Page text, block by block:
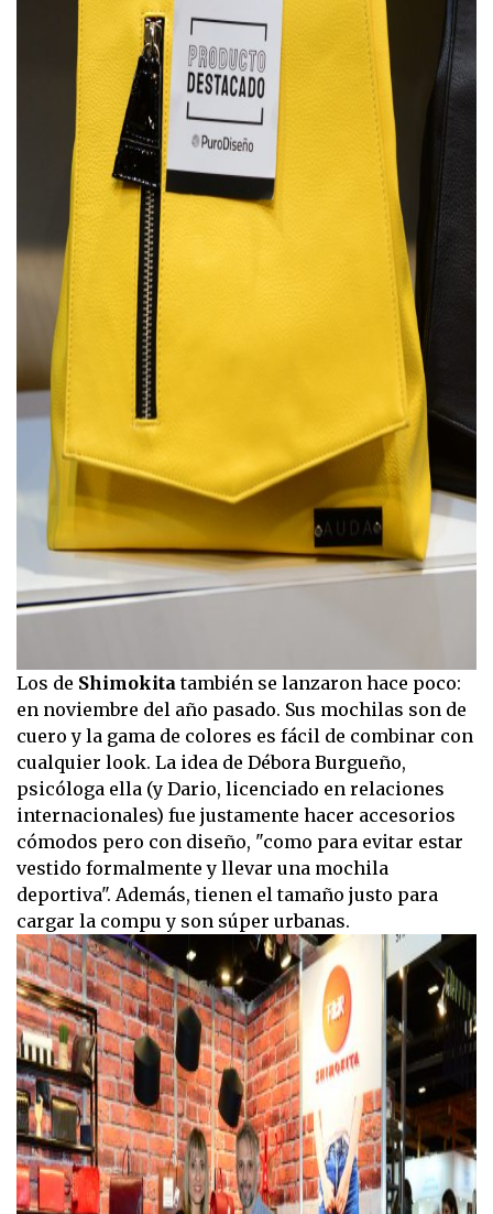
Los de Shimokitatambién se lanzaron hace poco:
en noviembre del año pasado. Sus mochilas son de
cuero y la gama de colores es fácil de combinar con
cualquier look. La idea de Débora Burgueño,
psicóloga ella (y Dario, licenciado en relaciones
internacionales) fue justamente hacer accesorios
cómodos pero con diseño, "como para evitar estar
vestido formalmente y llevar una mochila
deportiva". Además, tienen el tamaño justo para
cargar la compu y son súper urbanas.